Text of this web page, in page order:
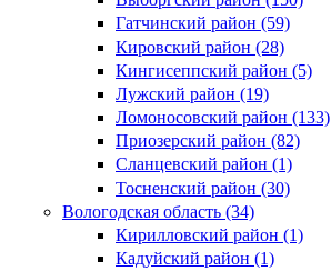
Гатчинский район (59)
Кировский район (28)
Кингисеппский район (5)
Лужский район (19)
Ломоносовский район (133)
Приозерский район (82)
Сланцевский район (1)
Тосненский район (30)
Вологодская область (34)
Кирилловский район (1)
Кадуйский район (1)